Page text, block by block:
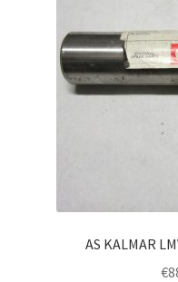
AS KALMAR
€